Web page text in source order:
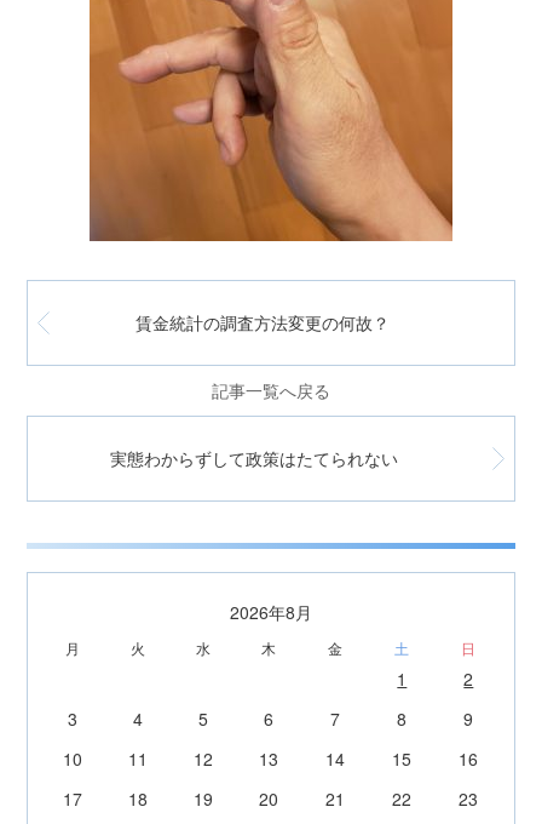
賃金統計の調査方法変更の何故？
記事一覧へ戻る
実態わからずして政策はたてられない
2026年8月
月 火 水 木 金 土 日
1
2
3
4 5 6 7 8
9
10
11 12 13 14 15
16
17
18 19 20 21 22
23